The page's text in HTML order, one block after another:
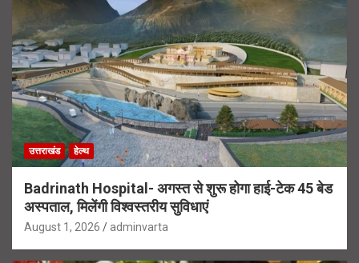
उत्तराखंड हेल्थ
Badrinath Hospital- अगस्त से शुरू होगा हाई-टेक 45 बेड
अस्पताल, मिलेंगी विश्वस्तरीय सुविधाएं
August 1, 2026 adminvarta